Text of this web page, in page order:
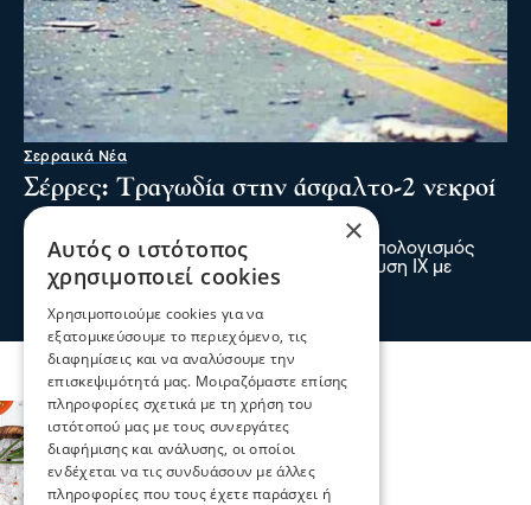
Σερραικά Νέα
Σέρρες: Τραγωδία στην άσφαλτο-2 νεκροί
σε τροχαίο στην Παλαιοκώμη
Δύο νεκροί και ένας τραυματίας είναι ο απολογισμός
τροχαίου δυστυχήματος μετά από σύγκρουση ΙΧ με
φορτηγό το πρωί στην Παλαιοκώμη
πριν 2 λεπτά
×
Αυτός ο ιστότοπος
χρησιμοποιεί cookies
Χρησιμοποιούμε cookies για να
εξατομικεύσουμε το περιεχόμενο, τις
διαφημίσεις και να αναλύσουμε την
επισκεψιμότητά μας. Μοιραζόμαστε επίσης
πληροφορίες σχετικά με τη χρήση του
ιστότοπού μας με τους συνεργάτες
διαφήμισης και ανάλυσης, οι οποίοι
ενδέχεται να τις συνδυάσουν με άλλες
πληροφορίες που τους έχετε παράσχει ή